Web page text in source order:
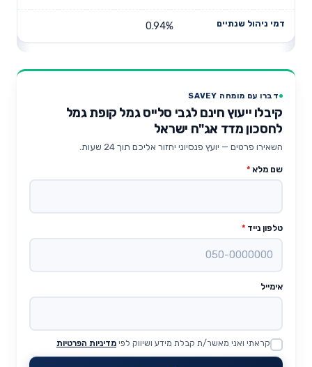
0.94%
דברו עם מומחה SAVEY
קיבלו ייעוץ חינם לגבי סלייס גמל קופת גמל
לחסכון מדד אג"ח ישראל
השאירו פרטים — יועץ פנסיוני יחזור אליכם תוך 24 שעות.
שם מלא *
טלפון נייד *
אימייל
Website
קראתי ואני מאשר/ת קבלת מידע ושיווק לפי מדיניות הפרטיות